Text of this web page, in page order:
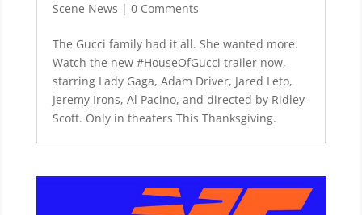
Scene News | 0 Comments
The Gucci family had it all. She wanted more.
Watch the new #HouseOfGucci trailer now,
starring Lady Gaga, Adam Driver, Jared Leto,
Jeremy Irons, Al Pacino, and directed by Ridley
Scott. Only in theaters This Thanksgiving.